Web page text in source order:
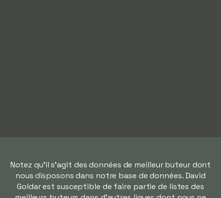
Notez qu'il s'agit des données de meilleur buteur dont
nous disposons dans notre base de données. David
Goldar est susceptible de faire partie de listes des